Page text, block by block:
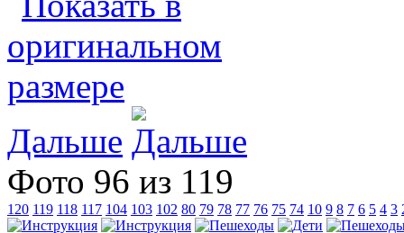
Дальше
Фото 96 из 119
120 119 118 117 104 103 102 80 79 78 77 76 75 74 10 9 8 7 6 5 4 3